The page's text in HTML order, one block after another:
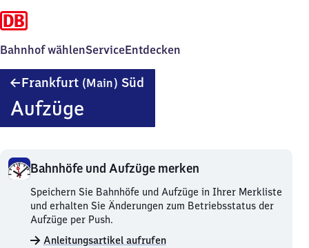
Bahnhof wählenServiceEntdecken
Frankfurt (Main) Süd
Aufzüge
Bahnhöfe und Aufzüge merken
Bahnhöfe
und
Aufzüge
merken.
Speichern Sie Bahnhöfe und Aufzüge in Ihrer Merkliste
und erhalten Sie Änderungen zum Betriebsstatus der
Aufzüge per Push.
Anleitungsartikel aufrufen